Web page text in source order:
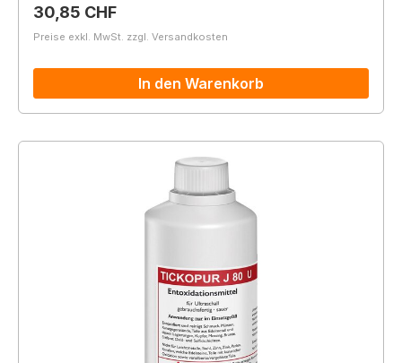
Regulärer Preis:
30,85 CHF
Preise exkl. MwSt. zzgl. Versandkosten
In den Warenkorb